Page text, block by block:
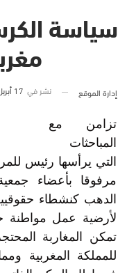
سياسة
إدارة الموقع نشر في 17 أبريل 2014 الساعة 9 و 38 دقيقة
تزامن مع
المباحثات
التي يرأسها رئيس
مرفوقا بأعضاء
الدهب كنشطاء
لأرضية عمل
تمكن المغاربة
للمملكة المغربية